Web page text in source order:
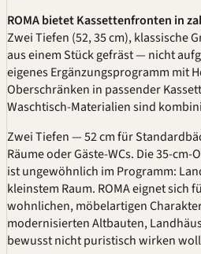
ROMA bietet Kassettenfronten in
Zwei Tiefen (52, 35 cm), klassische
aus einem Stück gefräst — nicht
eigenes Ergänzungsprogramm mit
Oberschränken in passender
Waschtisch-Materialien sind
Zwei Tiefen — 52 cm für
Räume oder Gäste-WCs. Die 35-
ist ungewöhnlich im Programm:
kleinstem Raum. ROMA eignet sich
wohnlichen, möbelartigen
modernisierten Altbauten,
bewusst nicht puristisch wirken